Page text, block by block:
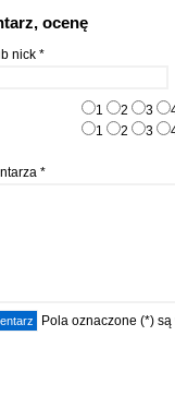
ocenę
nick *
1 2 3
1 2 3
*
Pola oznaczone (*)